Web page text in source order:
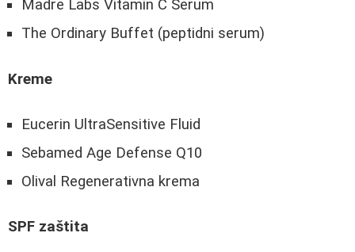
Madre Labs Vitamin C Serum
The Ordinary Buffet (peptidni serum)
Kreme
Eucerin UltraSensitive Fluid
Sebamed Age Defense Q10
Olival Regenerativna krema
SPF zaštita